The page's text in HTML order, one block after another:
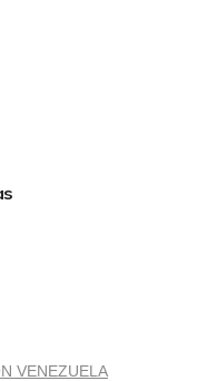
VENEZUELA